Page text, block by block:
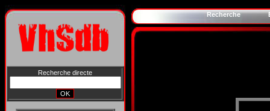
Recherche directe
Recherche